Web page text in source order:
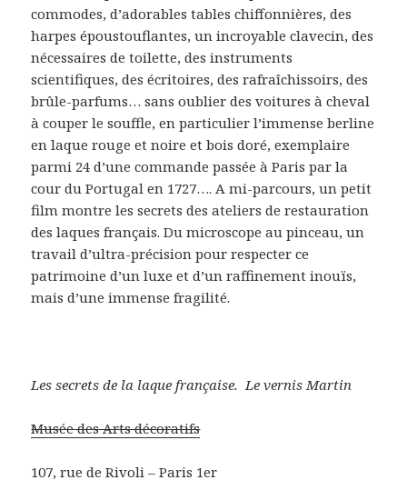
commodes, d’adorables tables chiffonnières, des
harpes époustouflantes, un incroyable clavecin, des
nécessaires de toilette, des instruments
scientifiques, des écritoires, des rafraîchissoirs, des
brûle-parfums… sans oublier des voitures à cheval
à couper le souffle, en particulier l’immense berline
en laque rouge et noire et bois doré, exemplaire
parmi 24 d’une commande passée à Paris par la
cour du Portugal en 1727…. A mi-parcours, un petit
film montre les secrets des ateliers de restauration
des laques français. Du microscope au pinceau, un
travail d’ultra-précision pour respecter ce
patrimoine d’un luxe et d’un raffinement inouïs,
mais d’une immense fragilité.
Les secrets de la laque française. Le vernis Martin
Musée des Arts décoratifs
107, rue de Rivoli – Paris 1er